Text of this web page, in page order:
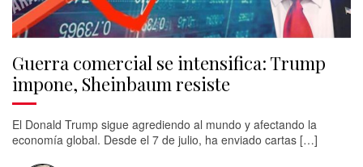
Guerra comercial se intensifica: Trump
impone, Sheinbaum resiste
El Donald Trump sigue agrediendo al mundo y afectando la
economía global. Desde el 7 de julio, ha enviado cartas […]